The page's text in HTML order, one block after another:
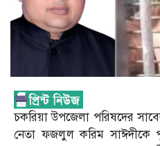
চকরিয়া উপজেলা পরিষদের
নেতা ফজলুল করিম সাঈদীকে